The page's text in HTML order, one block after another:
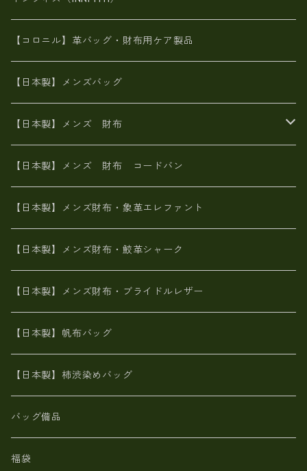
斜め掛け
メタリック
佐賀牛革
革友禅染め
ポーテッド
スペインレザー
革友禅染め
メタリック
ポーチ
ヌメ革
革友禅染め
財布ショルダー
ヌメ革
がま口財布
革友禅染め
山羊革
火山灰染め
名刺入れ・キーケース、他
財布・小物
BAG
財布・小物
【コロニル】革バッグ・財布用ケア製品
【日本製】メンズバッグ
【日本製】メンズ 財布
象革エレファント【日本製】メンズ 財布
鮫革シャーク【日本製】メンズ 財布
ブライドルレザー【日本製】メンズ 財布
MAISON de HIROAN 【日本製】メンズ 財布
栃木レザー 【日本製】メンズ 財布
革小物・財布【日本製】メンズ レディース
【日本製】メンズ 財布 アザラシ革(シールスキン)
【日本製】メンズ 財布 コードバン
【日本製】メンズ財布・象革エレファント
【日本製】メンズ財布・鮫革シャーク
【日本製】メンズ財布・ブライドルレザー
【日本製】帆布バッグ
【日本製】柿渋染めバッグ
バッグ備品
福袋